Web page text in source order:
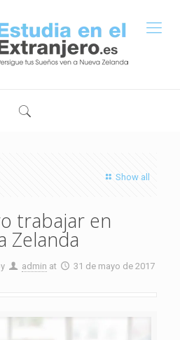
Show all
trabajar en
Zelanda
admin at 31 de mayo de 2017